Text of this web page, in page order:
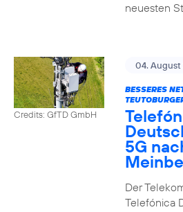
neuesten
Credits: GfTD GmbH
04. August
BESSERES
5G
Der
Telefónica